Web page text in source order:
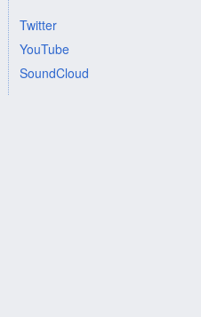
Twitter
YouTube
SoundCloud